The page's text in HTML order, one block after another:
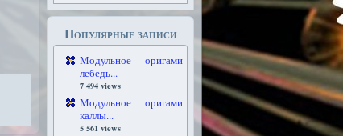
Популярные записи
Модульное оригами
лебедь...
7 494 views
Модульное оригами
каллы...
5 561 views